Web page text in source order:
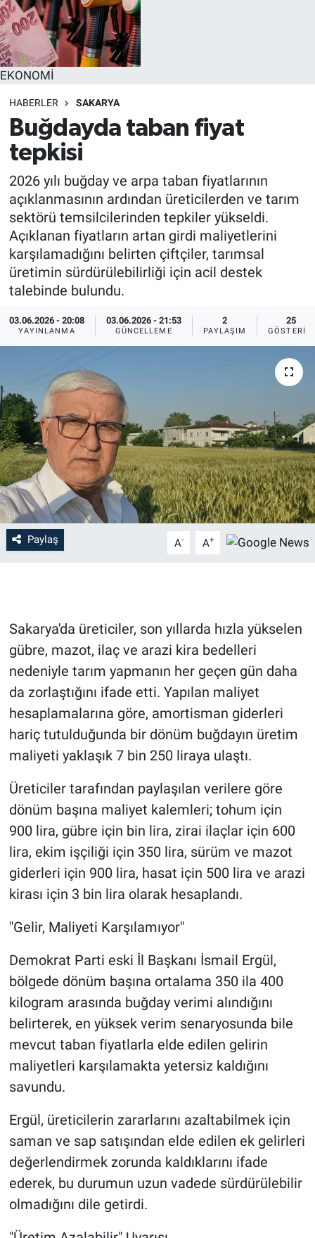
EKONOMİ
HABERLER SAKARYA
Buğdayda taban fiyat
tepkisi
2026 yılı buğday ve arpa taban fiyatlarının
açıklanmasının ardından üreticilerden ve tarım
sektörü temsilcilerinden tepkiler yükseldi.
Açıklanan fiyatların artan girdi maliyetlerini
karşılamadığını belirten çiftçiler, tarımsal
üretimin sürdürülebilirliği için acil destek
talebinde bulundu.
03.06.2026 - 20:08
YAYINLANMA
03.06.2026 - 21:53
GÜNCELLEME
2
PAYLAŞIM
25
GÖSTERIM
Paylaş A- A+
Sakarya'da üreticiler, son yıllarda hızla yükselen
gübre, mazot, ilaç ve arazi kira bedelleri
nedeniyle tarım yapmanın her geçen gün daha
da zorlaştığını ifade etti. Yapılan maliyet
hesaplamalarına göre, amortisman giderleri
hariç tutulduğunda bir dönüm buğdayın üretim
maliyeti yaklaşık 7 bin 250 liraya ulaştı.
Üreticiler tarafından paylaşılan verilere göre
dönüm başına maliyet kalemleri; tohum için
900 lira, gübre için bin lira, zirai ilaçlar için 600
lira, ekim işçiliği için 350 lira, sürüm ve mazot
giderleri için 900 lira, hasat için 500 lira ve arazi
kirası için 3 bin lira olarak hesaplandı.
"Gelir, Maliyeti Karşılamıyor"
Demokrat Parti eski İl Başkanı İsmail Ergül,
bölgede dönüm başına ortalama 350 ila 400
kilogram arasında buğday verimi alındığını
belirterek, en yüksek verim senaryosunda bile
mevcut taban fiyatlarla elde edilen gelirin
maliyetleri karşılamakta yetersiz kaldığını
savundu.
Ergül, üreticilerin zararlarını azaltabilmek için
saman ve sap satışından elde edilen ek gelirleri
değerlendirmek zorunda kaldıklarını ifade
ederek, bu durumun uzun vadede sürdürülebilir
olmadığını dile getirdi.
EĞİTİM
MAGAZİN
ÖZEL HABER
HALK54 PANORAMA